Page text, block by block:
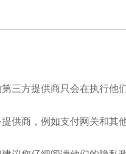
三方提供商只会在执行他
供商，例如支付网关和其